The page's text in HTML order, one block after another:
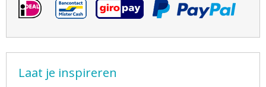
Laat je inspireren